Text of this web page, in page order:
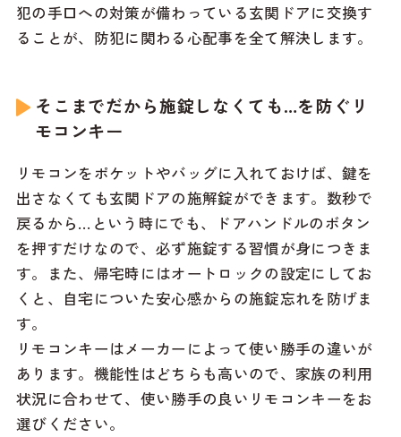
犯の手口への対策が備わっている玄関ドアに交換す
ることが、防犯に関わる心配事を全て解決します。
そこまでだから施錠しなくても…を防ぐリ
モコンキー
リモコンをポケットやバッグに入れておけば、鍵を
出さなくても玄関ドアの施解錠ができます。数秒で
戻るから…という時にでも、ドアハンドルのボタン
を押すだけなので、必ず施錠する習慣が身につきま
す。また、帰宅時にはオートロックの設定にしてお
くと、自宅についた安心感からの施錠忘れを防げま
す。
リモコンキーはメーカーによって使い勝手の違いが
あります。機能性はどちらも高いので、家族の利用
状況に合わせて、使い勝手の良いリモコンキーをお
選びください。